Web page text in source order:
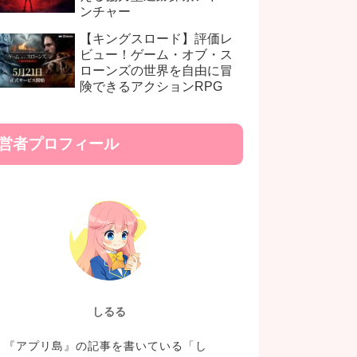
ンチャー
【キングスロード】評価レ
ビュー！ゲーム・オブ・ス
ローンズの世界を自由に冒
険できるアクションRPG
者プロフィール
しるる
『アプリ島』の記事を書いている「し